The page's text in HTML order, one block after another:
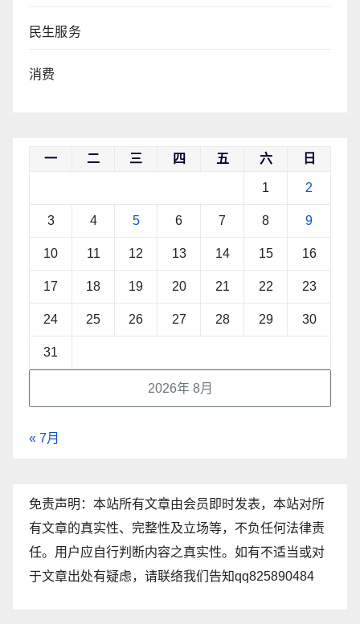
民生服务
消费
2026年 8月
一 二 三 四 五 六 日
1 2
3 4 5 6 7 8 9
10 11 12 13 14 15 16
17 18 19 20 21 22 23
24 25 26 27 28 29 30
31
« 7月
免责声明：本站所有文章由会员即时发表，本站对所
有文章的真实性、完整性及立场等，不负任何法律责
任。用户应自行判断内容之真实性。如有不适当或对
于文章出处有疑虑，请联络我们告知qq825890484